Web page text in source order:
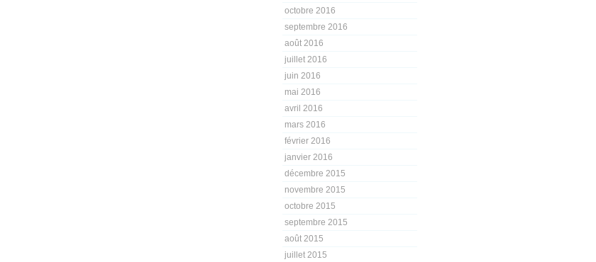
octobre 2016
septembre 2016
août 2016
juillet 2016
juin 2016
mai 2016
avril 2016
mars 2016
février 2016
janvier 2016
décembre 2015
novembre 2015
octobre 2015
septembre 2015
août 2015
juillet 2015